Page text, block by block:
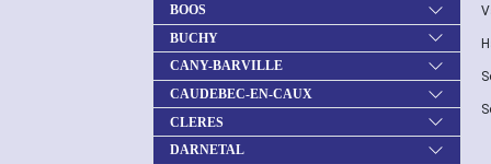
BOOS
BUCHY
CANY-BARVILLE
CAUDEBEC-EN-CAUX
CLERES
DARNETAL